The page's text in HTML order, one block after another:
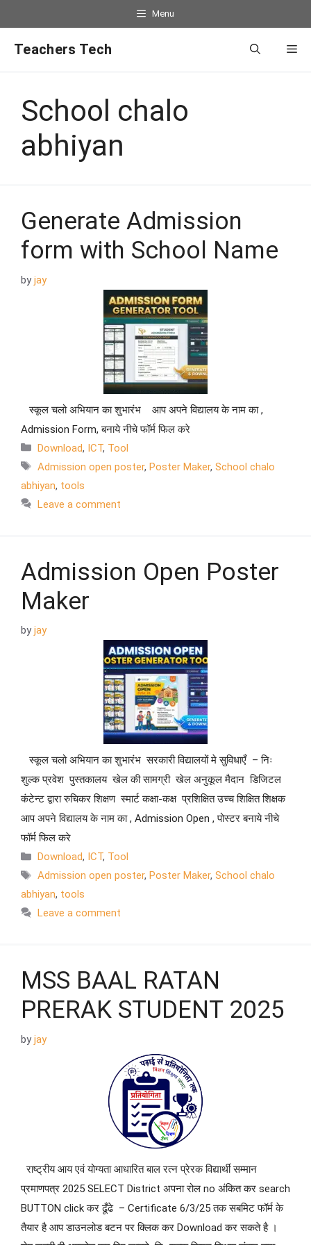
Menu
Teachers Tech
School chalo
abhiyan
Generate Admission
form with School Name
by jay
स्कूल चलो अभियान का शुभारंभ आप अपने विद्यालय के नाम का ,
Admission Form, बनाये नीचे फॉर्म फिल करे
Download, ICT, Tool
Admission open poster, Poster Maker, School chalo
abhiyan, tools
Leave a comment
Admission Open Poster
Maker
by jay
स्कूल चलो अभियान का शुभारंभ सरकारी विद्यालयों मे सुविधाएँ – निः
शुल्क प्रवेश पुस्तकालय खेल की सामग्री खेल अनुकूल मैदान डिजिटल
कंटेन्ट द्वारा रुचिकर शिक्षण स्मार्ट कक्षा-कक्ष प्रशिक्षित उच्च शिक्षित शिक्षक
आप अपने विद्यालय के नाम का , Admission Open , पोस्टर बनाये नीचे
फॉर्म फिल करे
Download, ICT, Tool
Admission open poster, Poster Maker, School chalo
abhiyan, tools
Leave a comment
MSS BAAL RATAN
PRERAK STUDENT 2025
by jay
राष्ट्रीय आय एवं योग्यता आधारित बाल रत्न प्रेरक विद्यार्थी सम्मान
प्रमाणपत्र 2025 SELECT District अपना रोल no अंकित कर search
BUTTON click कर ढूँढे – Certificate 6/3/25 तक सबमिट फॉर्म के
तैयार है आप डाउनलोड बटन पर क्लिक कर Download कर सकते है ।